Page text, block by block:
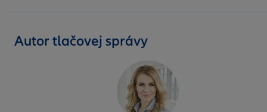
Autor tlačovej správy